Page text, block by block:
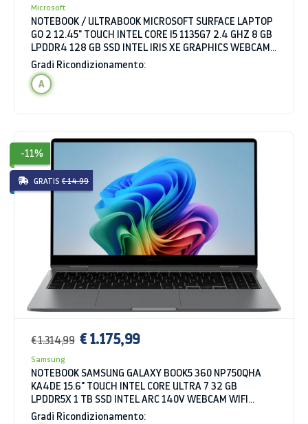
Microsoft
NOTEBOOK / ULTRABOOK MICROSOFT SURFACE LAPTOP
GO 2 12.45" TOUCH INTEL CORE I5 1135G7 2.4 GHZ 8 GB
LPDDR4 128 GB SSD INTEL IRIS XE GRAPHICS WEBCAM
WINDOWS 11 HOME
Gradi Ricondizionamento:
A
-11%
GRATIS € 14.99
€ 1.314,99 € 1.175,99
Samsung
NOTEBOOK SAMSUNG GALAXY BOOK5 360 NP750QHA
KA4DE 15.6" TOUCH INTEL CORE ULTRA 7 32 GB
LPDDR5X 1 TB SSD INTEL ARC 140V WEBCAM WIFI
BLUETOOTH WINDOWS 11 HOME GRIGIO
Gradi Ricondizionamento: